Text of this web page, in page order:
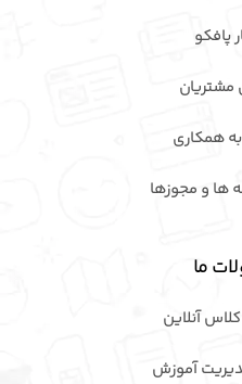
پافکو
مشتریان
همکاری
ها و مجوزها
ما
کلاس آنلاین
آموزش